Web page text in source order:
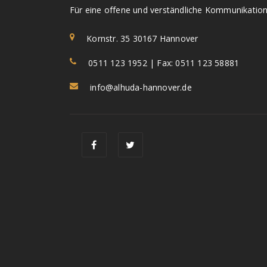
Für eine offene und verständliche
Kornstr. 35 30167 Hannover
0511 123 1952 | Fax: 0511 123 58881
info@alhuda-hannover.de